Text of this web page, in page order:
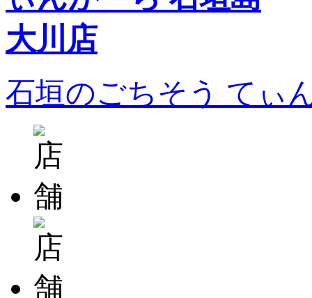
石垣のごちそう てぃ